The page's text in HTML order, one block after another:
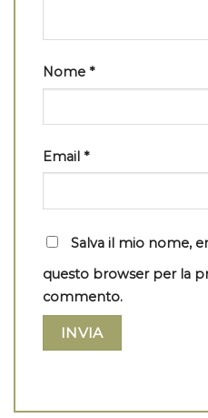
Nome *
Email *
Salva il mio nome,
questo browser per la
commento.